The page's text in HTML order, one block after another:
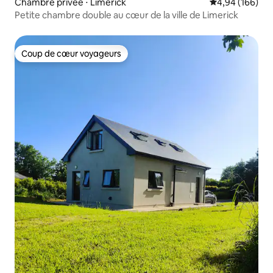
Petite chambre double au cœur de la ville de Limerick
Coup de cœur voyageurs
Coup de cœur voyageurs